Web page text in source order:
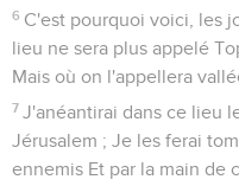
6 C'est pourquoi voici, les
lieu ne sera plus appelé
Mais où on l'appellera
7 J'anéantirai dans ce lieu
Jérusalem ; Je les ferai
ennemis Et par la main de